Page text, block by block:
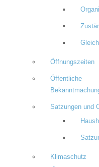
Öffnungszeiten
Öffentliche
Satzungen und
Klimaschutz